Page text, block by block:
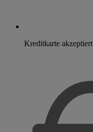
Kreditkarte akzeptiert